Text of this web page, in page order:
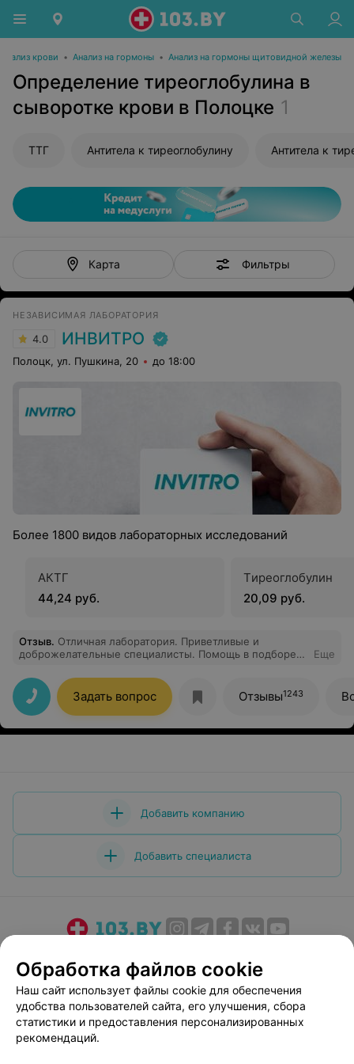
Анализ крови • Анализ на гормоны • Анализ на гормоны щитовидной железы
Определение тиреоглобулина в
сыворотке крови в Полоцке 1
ТТГ Антитела к тиреоглобулину Антитела к
Карта Фильтры
НЕЗАВИСИМАЯ ЛАБОРАТОРИЯ
4.0 ИНВИТРО
Полоцк, ул. Пушкина, 20 до 18:00
Более 1800 видов лабораторных исследований
АКТГ
44,24 руб.
Tиреоглобулин
20,09 руб.
Отзыв. Отличная лаборатория. Приветливые и
доброжелательные специалисты. Помощь в подборе
уровне. Вернёмся к Вам еще не один раз.
Еще
Задать вопрос Отзывы1243
Добавить компанию
Добавить специалиста
Медицинский маркетинг
Публичный договор
Пользовательское соглашение
Способы оплаты
Вакансии
Партнеры
Написать руководителю 103.by
Обработка файлов cookie
Наш сайт использует файлы cookie для обеспечения
удобства пользователей сайта, его улучшения, сбора
статистики и предоставления персонализированных
рекомендаций.